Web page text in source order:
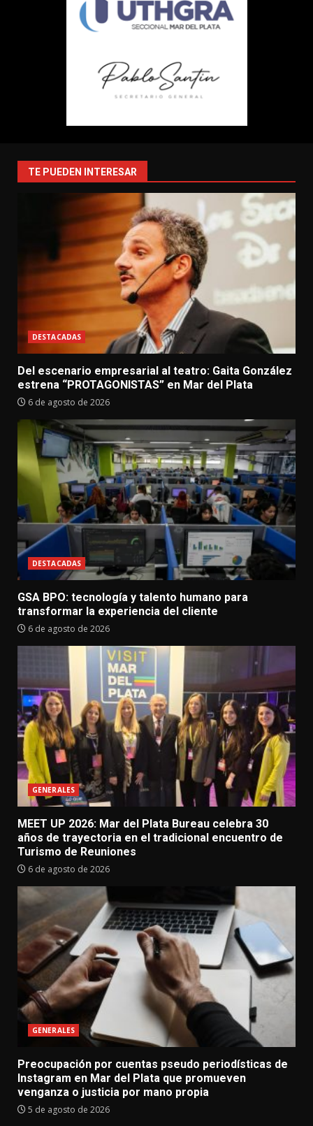
TE PUEDEN INTERESAR
DESTACADAS
Del escenario empresarial al teatro: Gaita González
estrena “PROTAGONISTAS” en Mar del Plata
6 de agosto de 2026
DESTACADAS
GSA BPO: tecnología y talento humano para
transformar la experiencia del cliente
6 de agosto de 2026
GENERALES
MEET UP 2026: Mar del Plata Bureau celebra 30
años de trayectoria en el tradicional encuentro de
Turismo de Reuniones
6 de agosto de 2026
GENERALES
Preocupación por cuentas pseudo periodísticas de
Instagram en Mar del Plata que promueven
venganza o justicia por mano propia
5 de agosto de 2026